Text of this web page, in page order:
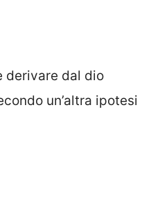
derivare dal dio
un’altra ipotesi